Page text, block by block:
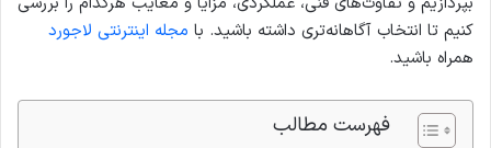
کنیم تا انتخاب آگاهانه‌تری داشته باشید. با مجله اینترنتی لاجورد
همراه باشید.
فهرست مطالب